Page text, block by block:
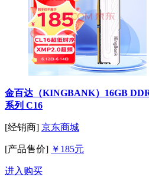
金百达（KINGBANK）16GB
系列 C16
[经销商] 京东商城
[产品售价] ￥185元
进入购买